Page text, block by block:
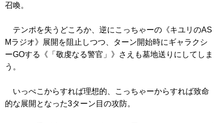
召喚。
テンポを失うどころか、逆にこっちゃーの 《キユリのAS
Mラジオ》
展開を阻止しつつ、ターン開始時にギャラクシ
ーGOする
《「敬虔なる警官」》
さえも墓地送りにしてしま
う。
いっぺこからすれば理想的、こっちゃーからすれば致命
的な展開となった3ターン目の攻防。